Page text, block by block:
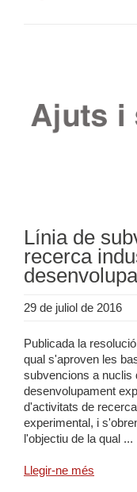
Línia de
recerca
29 de juliol de 2016
Publicada la
qual s'aproven les
subvencions a nuclis
desenvolupament
d'activitats de
experimental, i
l'objectiu de la qual ...
Llegir-ne més